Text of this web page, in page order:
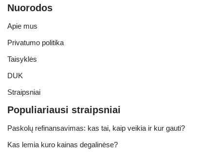
Nuorodos
Apie mus
Privatumo politika
Taisyklės
DUK
Straipsniai
Populiariausi straipsniai
Paskolų refinansavimas: kas tai, kaip veikia ir kur gauti?
Kas lemia kuro kainas degalinėse?